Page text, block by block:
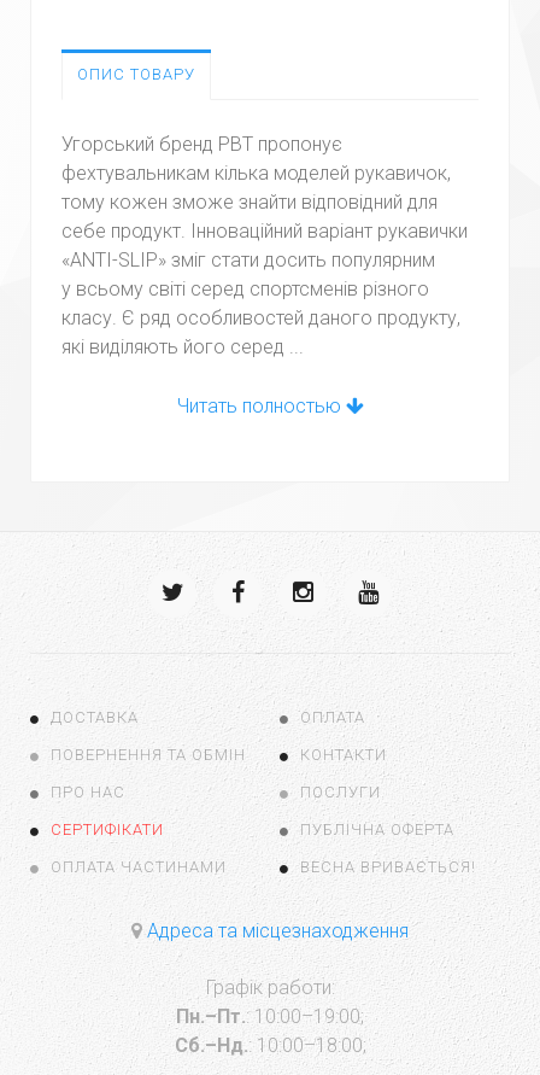
ОПИС ТОВАРУ
Угорський бренд РВТ пропонує
фехтувальникам кілька моделей рукавичок,
тому кожен зможе знайти відповідний для
себе продукт. Інноваційний варіант рукавички
«ANTI-SLIP» зміг стати досить популярним
у всьому світі серед спортсменів різного
класу. Є ряд особливостей даного продукту,
які виділяють його серед ...
Читать полностью
ДОСТАВКА ОПЛАТА
ПОВЕРНЕННЯ ТА ОБМІН КОНТАКТИ
ПРО НАС ПОСЛУГИ
СЕРТИФІКАТИ ПУБЛІЧНА ОФЕРТА
ОПЛАТА ЧАСТИНАМИ ВЕСНА ВРИВАЄТЬСЯ!
Адреса та місцезнаходження
Графік работи:
Пн.–Пт.: 10:00–19:00;
Сб.–Нд.: 10:00–18:00;